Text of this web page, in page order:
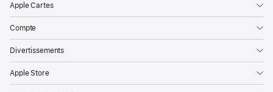
Apple Cartes
Compte
Divertissements
Apple Store